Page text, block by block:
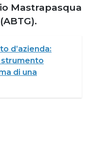
Mastrapasqua
d’azienda:
di una